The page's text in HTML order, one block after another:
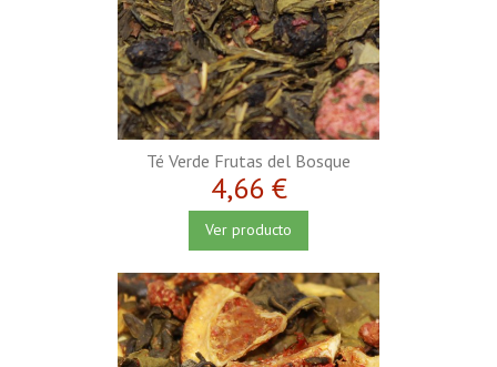
Té Verde Frutas del Bosque
4,66 €
Ver producto